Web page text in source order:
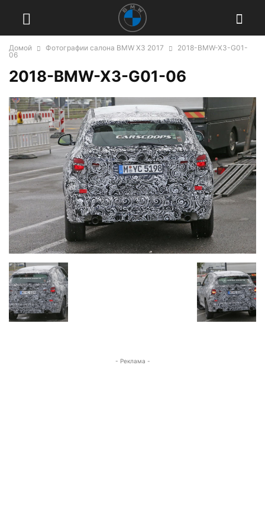
Домой Фотографии салона BMW X3 2017
2018-BMW-X3-G01-
06
2018-BMW-X3-G01-06
- Реклама -